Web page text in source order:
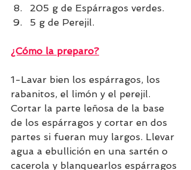
205 g de Espárragos verdes.
5 g de Perejil.
¿Cómo la preparo?
1-Lavar bien los espárragos, los
rabanitos, el limón y el perejil.
Cortar la parte leñosa de la base
de los espárragos y cortar en dos
partes si fueran muy largos. Llevar
agua a ebullición en una sartén o
cacerola y blanquearlos espárragos